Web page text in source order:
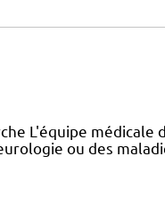
L'équipe médicale
ou des